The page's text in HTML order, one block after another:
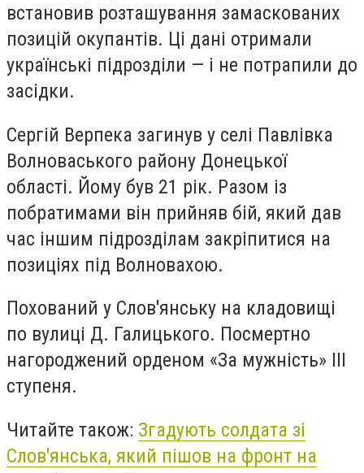
встановив розташування замаскованих
позицій окупантів. Ці дані отримали
українські підрозділи — і не потрапили до
засідки.
Сергій Верпека загинув у селі Павлівка
Волноваського району Донецької
області. Йому був 21 рік. Разом із
побратимами він прийняв бій, який дав
час іншим підрозділам закріпитися на
позиціях під Волновахою.
Похований у Слов'янську на кладовищі
по вулиці Д. Галицького. Посмертно
нагороджений орденом «За мужність» III
ступеня.
Читайте також: Згадують солдата зі
Слов'янська, який пішов на фронт на